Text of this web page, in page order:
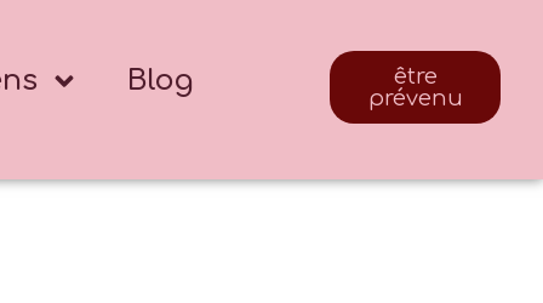
Blog
être
prévenu